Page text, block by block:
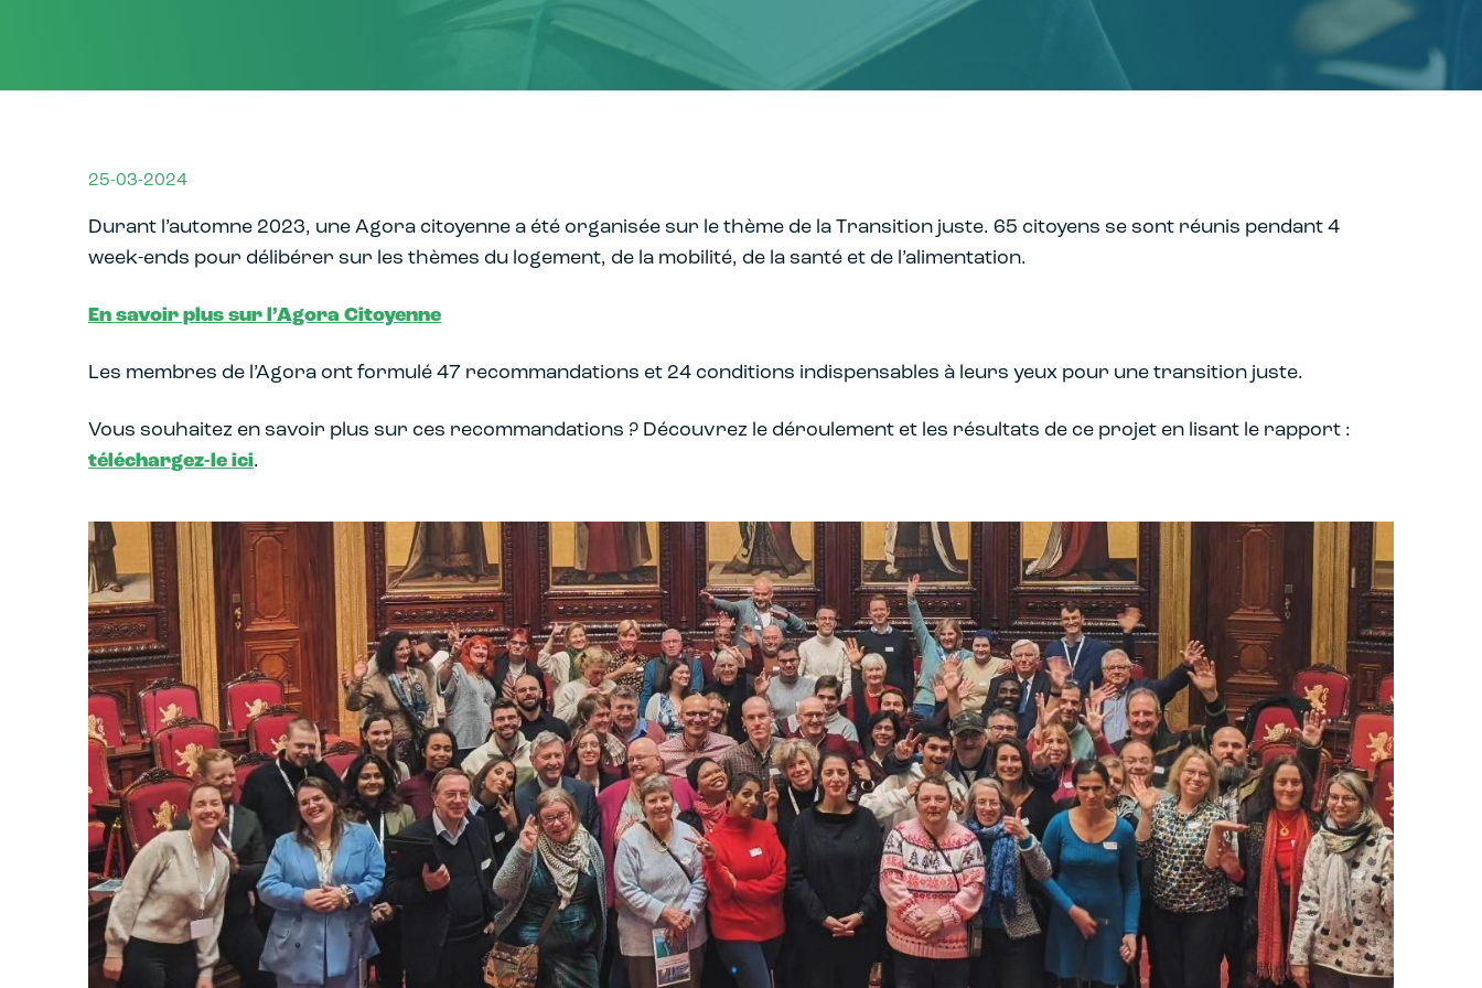
25-03-2024
Durant l’automne 2023, une Agora citoyenne a été organisée sur le thème de la Transition juste. 65 citoyens se sont réunis pendant 4
week-ends pour délibérer sur les thèmes du logement, de la mobilité, de la santé et de l’alimentation.
En savoir plus sur l’Agora Citoyenne
Les membres de l’Agora ont formulé 47 recommandations et 24 conditions indispensables à leurs yeux pour une transition juste.
Vous souhaitez en savoir plus sur ces recommandations ? Découvrez le déroulement et les résultats de ce projet en lisant le rapport :
téléchargez-le ici.